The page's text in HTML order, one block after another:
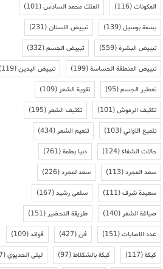
المكونات(116) الملك محمد السادس(101)
بسمة بوسيل(139) تبييض الاسنان(231)
تبييض البشرة(559) تبييض الجسم(332)
تبييض المنطقة الحساسة(199) تبييض اليدين(119)
تعطير الجسم(95) تقوية الشعر(109)
تكثيف الرموش(101) تكثيف الشعر(195)
تلميع الاواني(103) تنعيم الشعر(434)
حالات الشفاء(124) دنيا بطمة(761)
سعد المجرد(113) سعد لمجرد(226)
سعيدة شرف(111) سلمى رشيد(167)
صباغة الشعر(140) طريقة التحضير(151)
عدد الاصابات(151) فن(427) فوائد(109)
كيكة(117) كيكة بالشكلاط(97) ليلى الحديوي(97)